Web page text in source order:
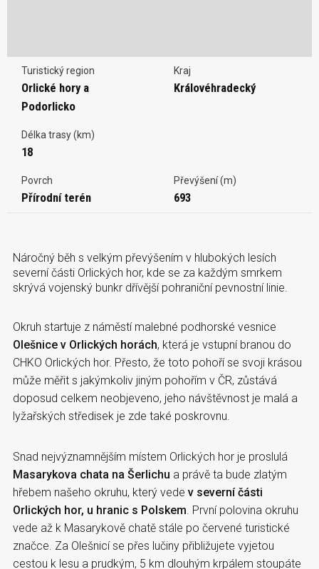
Turistický region
Orlické hory a
Podorlicko
Kraj
Královéhradecký
Délka trasy (km)
18
Povrch
Přírodní terén
Převýšení (m)
693
Náročný běh s velkým převýšením v hlubokých lesích
severní části Orlických hor, kde se za každým smrkem
skrývá vojenský bunkr dřívější pohraniční pevnostní linie.
Okruh startuje z náměstí malebné podhorské vesnice
Olešnice v Orlických horách, která je vstupní branou do
CHKO Orlických hor. Přesto, že toto pohoří se svoji krásou
může měřit s jakýmkoliv jiným pohořím v ČR, zůstává
doposud celkem neobjeveno, jeho návštěvnost je malá a
lyžařských středisek je zde také poskrovnu.
Snad nejvýznamnějším místem Orlických hor je proslulá
Masarykova chata na Šerlichu a právě ta bude zlatým
hřebem našeho okruhu, který vede v severní části
Orlických hor, u hranic s Polskem. První polovina okruhu
vede až k Masarykově chatě stále po červené turistické
značce. Za Olešnicí se přes lučiny přibližujete vyjetou
cestou k lesu a prudkým, 5 km dlouhým krpálem stoupáte